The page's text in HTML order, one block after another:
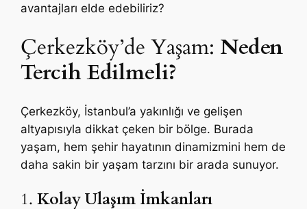
avantajları elde edebiliriz?
Çerkezköy’de Yaşam: Neden
Tercih Edilmeli?
Çerkezköy, İstanbul’a yakınlığı ve gelişen
altyapısıyla dikkat çeken bir bölge. Burada
yaşam, hem şehir hayatının dinamizmini hem de
daha sakin bir yaşam tarzını bir arada sunuyor.
1.Kolay Ulaşım İmkanları